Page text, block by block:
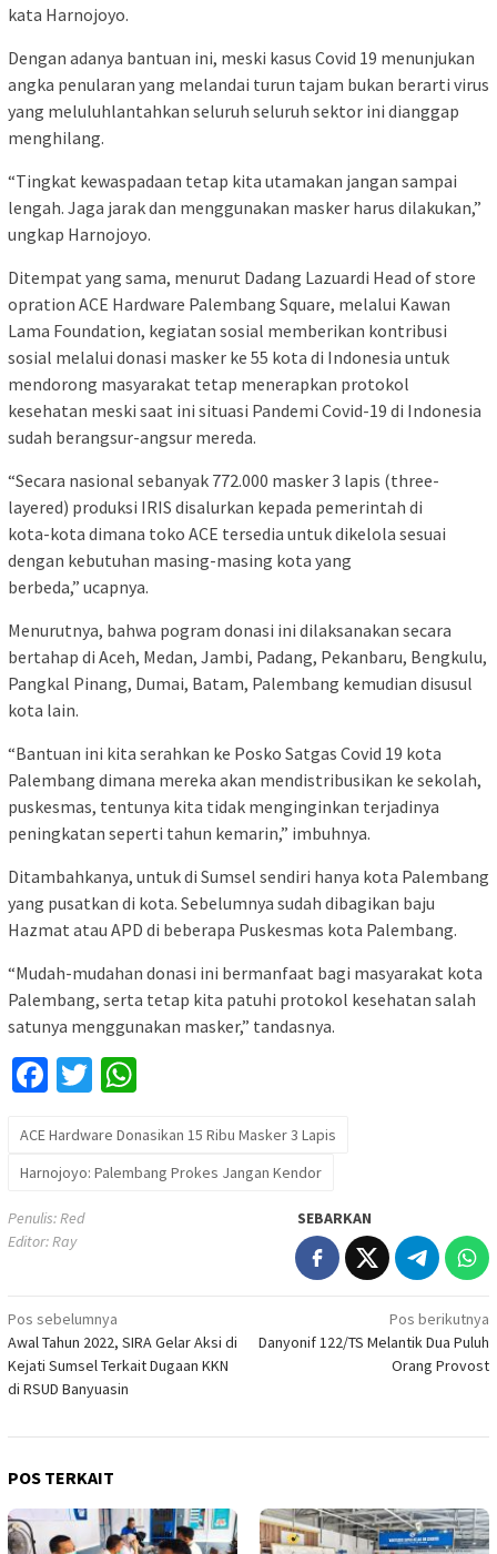
kata Harnojoyo.
Dengan adanya bantuan ini, meski kasus Covid 19 menunjukan
angka penularan yang melandai turun tajam bukan berarti virus
yang meluluhlantahkan seluruh seluruh sektor ini dianggap
menghilang.
“Tingkat kewaspadaan tetap kita utamakan jangan sampai
lengah. Jaga jarak dan menggunakan masker harus dilakukan,”
ungkap Harnojoyo.
Ditempat yang sama, menurut Dadang Lazuardi Head of store
opration ACE Hardware Palembang Square, melalui Kawan
Lama Foundation, kegiatan sosial memberikan kontribusi
sosial melalui donasi masker ke 55 kota di Indonesia untuk
mendorong masyarakat tetap menerapkan protokol
kesehatan meski saat ini situasi Pandemi Covid-19 di Indonesia
sudah berangsur-angsur mereda.
“Secara nasional sebanyak 772.000 masker 3 lapis (three-
layered) produksi IRIS disalurkan kepada pemerintah di
kota-kota dimana toko ACE tersedia untuk dikelola sesuai
dengan kebutuhan masing-masing kota yang
berbeda,” ucapnya.
Menurutnya, bahwa pogram donasi ini dilaksanakan secara
bertahap di Aceh, Medan, Jambi, Padang, Pekanbaru, Bengkulu,
Pangkal Pinang, Dumai, Batam, Palembang kemudian disusul
kota lain.
“Bantuan ini kita serahkan ke Posko Satgas Covid 19 kota
Palembang dimana mereka akan mendistribusikan ke sekolah,
puskesmas, tentunya kita tidak menginginkan terjadinya
peningkatan seperti tahun kemarin,” imbuhnya.
Ditambahkanya, untuk di Sumsel sendiri hanya kota Palembang
yang pusatkan di kota. Sebelumnya sudah dibagikan baju
Hazmat atau APD di beberapa Puskesmas kota Palembang.
“Mudah-mudahan donasi ini bermanfaat bagi masyarakat kota
Palembang, serta tetap kita patuhi protokol kesehatan salah
satunya menggunakan masker,” tandasnya.
Facebook
Twitter
ACE Hardware Donasikan 15 Ribu Masker 3 Lapis
Harnojoyo: Palembang Prokes Jangan Kendor
Penulis: Red
Editor: Ray
SEBARKAN
Navigasi
pos
Pos sebelumnya
Awal Tahun 2022, SIRA Gelar Aksi di
Kejati Sumsel Terkait Dugaan KKN
di RSUD Banyuasin
Pos berikutnya
Danyonif 122/TS Melantik Dua Puluh
Orang Provost
POS TERKAIT